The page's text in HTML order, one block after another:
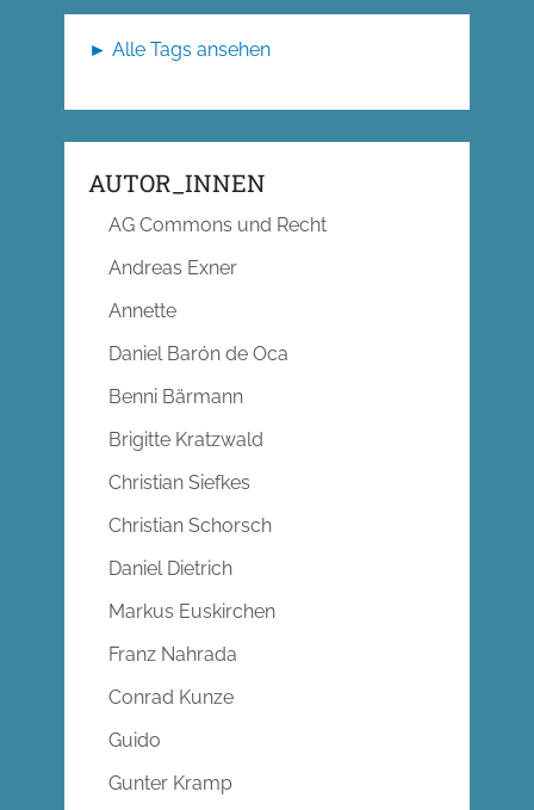
► Alle Tags ansehen
AUTOR_INNEN
AG Commons und Recht
Andreas Exner
Annette
Daniel Barón de Oca
Benni Bärmann
Brigitte Kratzwald
Christian Siefkes
Christian Schorsch
Daniel Dietrich
Markus Euskirchen
Franz Nahrada
Conrad Kunze
Guido
Gunter Kramp